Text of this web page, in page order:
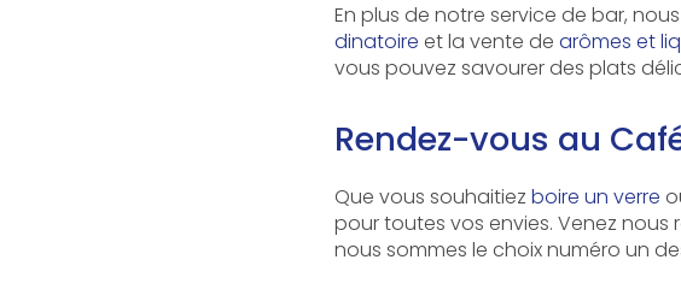
En plus de notre service de bar,
dinatoire et la vente de arômes et
vous pouvez savourer des plats
Rendez-vous au
Que vous souhaitiez boire un verre
pour toutes vos envies. Venez
nous sommes le choix numéro un